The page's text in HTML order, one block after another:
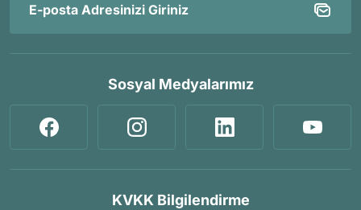
Sosyal Medyalarımız
KVKK Bilgilendirme